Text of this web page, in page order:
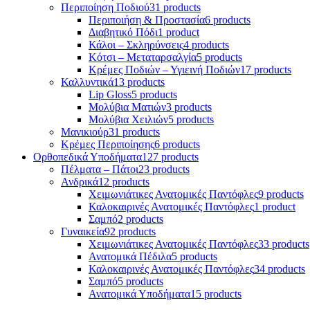
Περιποίηση Ποδιού31 products
Περιποιήση & Προστασία6 products
Διαβητικό Πόδι1 product
Κάλοι – Σκληρύνσεις4 products
Κότσι – Μεταταρσαλγία5 products
Κρέμες Ποδιών – Υγιεινή Ποδιών17 products
Καλλυντικά13 products
Lip Gloss5 products
Μολύβια Ματιών3 products
Μολύβια Χειλιών5 products
Μανικιούρ31 products
Κρέμες Περιποίησης6 products
Ορθοπεδικά Υποδήματα127 products
Πέλματα – Πάτοι23 products
Ανδρικά12 products
Χειμωνιάτικες Ανατομικές Παντόφλες9 products
Καλοκαιρινές Ανατομικές Παντόφλες1 product
Σαμπό2 products
Γυναικεία92 products
Χειμωνιάτικες Ανατομικές Παντόφλες33 products
Ανατομικά Πέδιλα5 products
Καλοκαιρινές Ανατομικές Παντόφλες34 products
Σαμπό5 products
Ανατομικά Υποδήματα15 products